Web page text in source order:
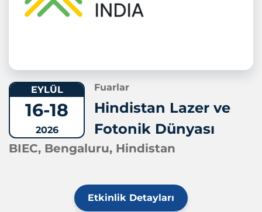
EYLÜL
16-18
2026
Fuarlar
Hindistan Lazer ve
Fotonik Dünyası
BIEC, Bengaluru, Hindistan
Etkinlik Detayları